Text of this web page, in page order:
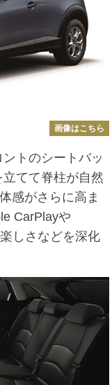
画像はこちら
トのシートバッ
てて脊柱が自然
感がさらに高ま
CarPlayや
しさなどを深化